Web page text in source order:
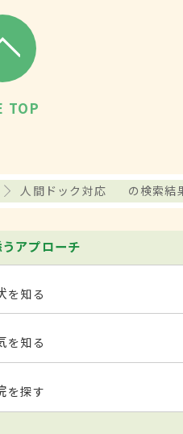
TOP
人間ドック対応 の検索結
アプローチ
を知る
を知る
を探す